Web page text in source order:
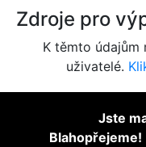
Zdroje pro
K těmto údajům
uživatelé.
Jste
Blahopřejeme!